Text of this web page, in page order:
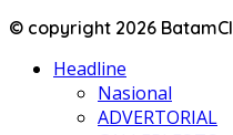
© copyright 2026
Headline
Nasional
ADVERTORIAL